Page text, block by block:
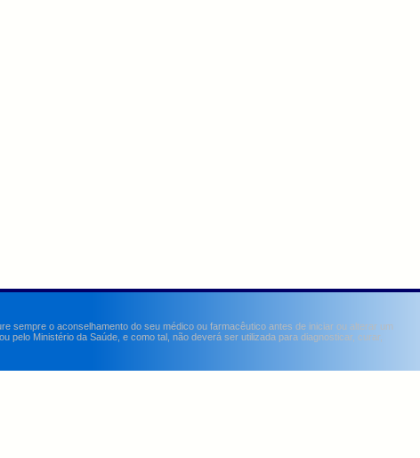
sempre o aconselhamento do seu médico ou farmacêutico antes de iniciar ou alterar um
Ministério da Saúde, e como tal, não deverá ser utilizada para diagnosticar, curar,